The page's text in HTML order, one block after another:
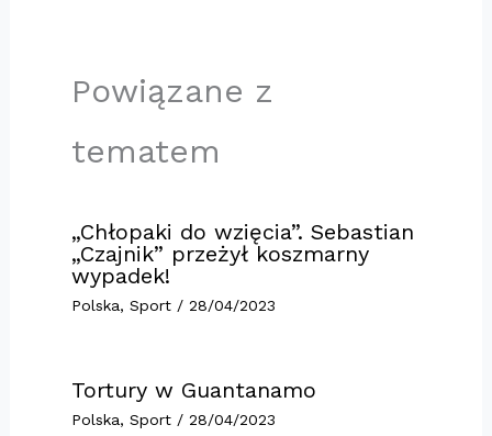
Powiązane z
tematem
„Chłopaki do wzięcia”. Sebastian
„Czajnik” przeżył koszmarny
wypadek!
Polska, Sport/ 28/04/2023
Tortury w Guantanamo
Polska, Sport/ 28/04/2023